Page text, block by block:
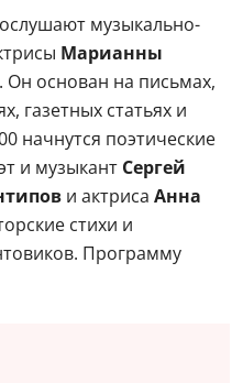
музыкально-
Марианны
Он основан на письмах,
газетных статьях и
начнутся поэтические
и музыкант Сергей
и актриса Анна
стихи и
Программу